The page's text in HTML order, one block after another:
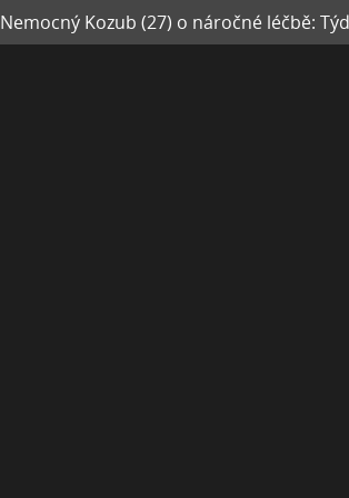
Nemocný Kozub (27) o náročné léčbě: